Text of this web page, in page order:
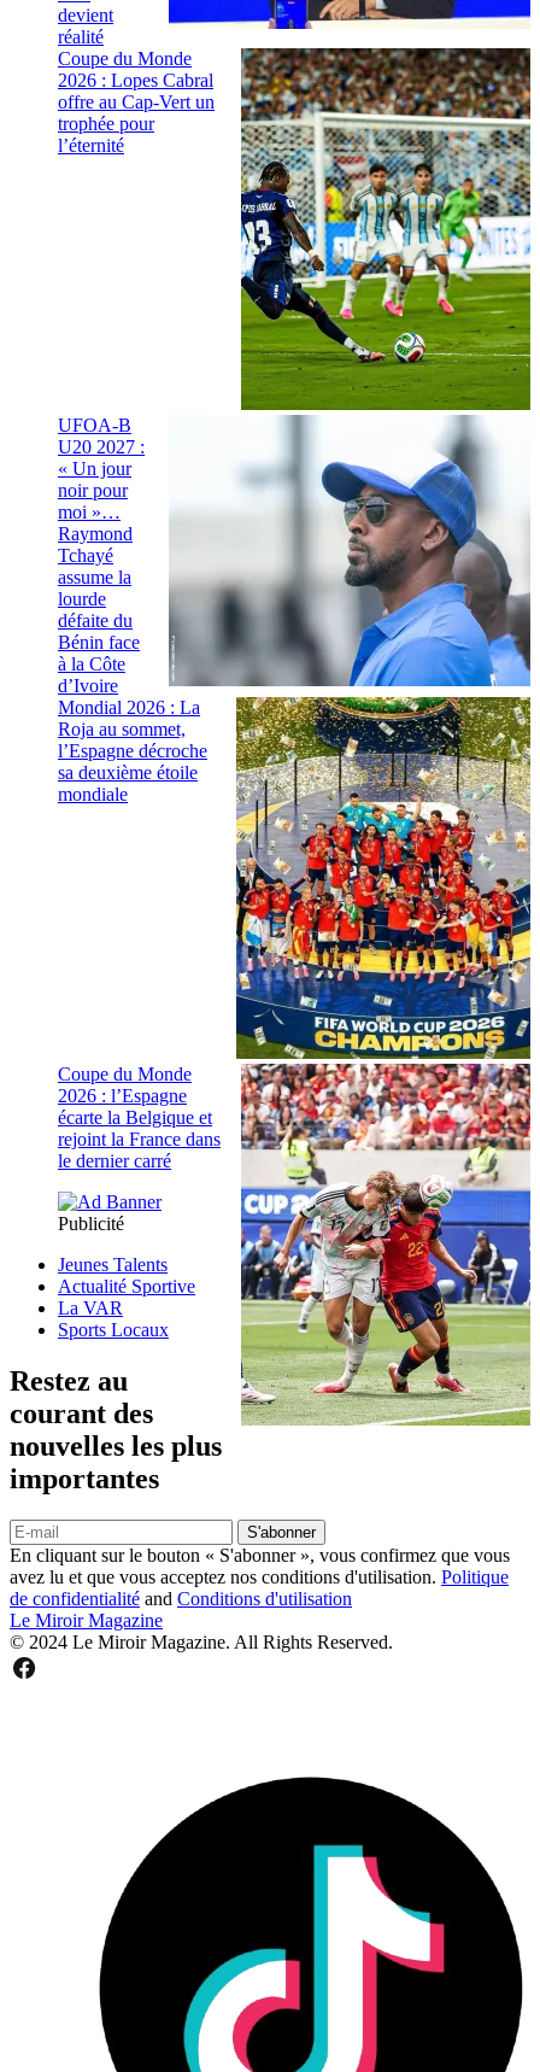
devient
réalité
Coupe du Monde
2026 : Lopes Cabral
offre au Cap-Vert un
trophée pour
l’éternité
UFOA-B
U20 2027 :
« Un jour
noir pour
moi »…
Raymond
Tchayé
assume la
lourde
défaite du
Bénin face
à la Côte
d’Ivoire
Mondial 2026 : La
Roja au sommet,
l’Espagne décroche
sa deuxième étoile
mondiale
Coupe du Monde
2026 : l’Espagne
écarte la Belgique et
rejoint la France dans
le dernier carré
Publicité
Jeunes Talents
Actualité Sportive
La VAR
Sports Locaux
Restez au
courant des
nouvelles les plus
importantes
S'abonner
En cliquant sur le bouton « S'abonner », vous confirmez que vous
avez lu et que vous acceptez nos conditions d'utilisation. Politique
de confidentialité and Conditions d'utilisation
Le Miroir Magazine
© 2024 Le Miroir Magazine. All Rights Reserved.